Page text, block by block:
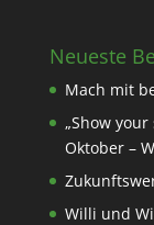
Neueste
Mach mit
„Show
Oktober –
Willi und